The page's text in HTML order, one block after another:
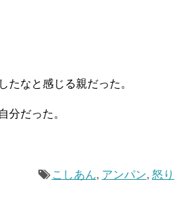
たなと感じる親だった。
分だった。
こしあん, アンパン, 怒り